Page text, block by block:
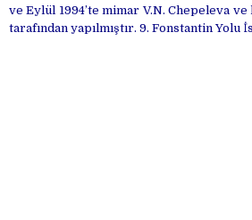
ve Eylül 1994’te mimar V.N. Chepeleva
tarafından yapılmıştır. 9. Fonstantin Yolu